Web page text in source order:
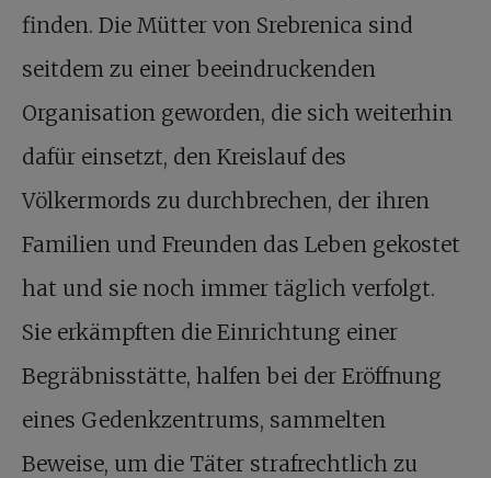
finden. Die Mütter von Srebrenica sind
seitdem zu einer beeindruckenden
Organisation geworden, die sich weiterhin
dafür einsetzt, den Kreislauf des
Völkermords zu durchbrechen, der ihren
Familien und Freunden das Leben gekostet
hat und sie noch immer täglich verfolgt.
Sie erkämpften die Einrichtung einer
Begräbnisstätte, halfen bei der Eröffnung
eines Gedenkzentrums, sammelten
Beweise, um die Täter strafrechtlich zu